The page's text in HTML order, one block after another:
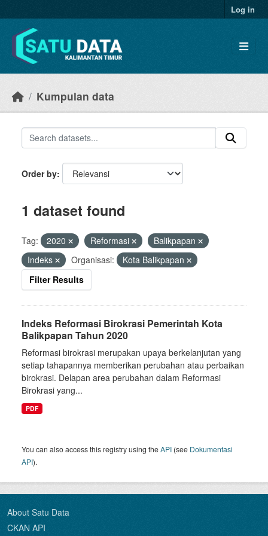
Log in
Kumpulan data
Order by
1 dataset found
Tag: 2020 Reformasi
Balikpapan
Indeks
Organisasi:
Kota Balikpapan
Filter Results
Indeks Reformasi Birokrasi Pemerintah Kota
Balikpapan Tahun 2020
Reformasi birokrasi merupakan upaya berkelanjutan yang
setiap tahapannya memberikan perubahan atau perbaikan
birokrasi. Delapan area perubahan dalam Reformasi
Birokrasi yang...
PDF
You can also access this registry using theAPI (see Dokumentasi
API).
About Satu Data
CKAN API